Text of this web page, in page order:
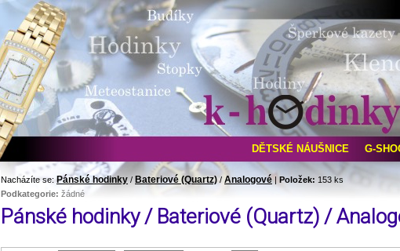
Nacházíte se: Pánské hodinky / Bateriové (Quartz) / Analogové | Položek: 153 ks
Podkategorie: žádné
Pánské hodinky / Bateriové (Quartz) /
DĚTSKÉ NÁUŠNICE G-